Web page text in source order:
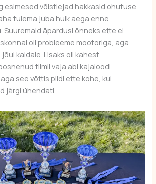
esimesed võistlejad hakkasid ohutuse
tulema juba hulk aega enne
Suuremaid äpardusi õnneks ette ei
oli probleeme mootoriga, aga
kaldale. Lisaks oli kahest
tiimil vaja abi kajaloodi
see võttis pildi ette kohe, kui
järgi ühendati.